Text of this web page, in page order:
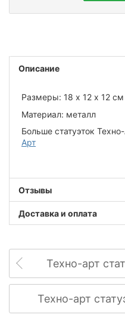
Описание
Размеры: 18 х 12 х 12 см
Материал: металл
Больше статуэток
Арт
Отзывы
Доставка и оплата
Техно-арт
Техно-арт